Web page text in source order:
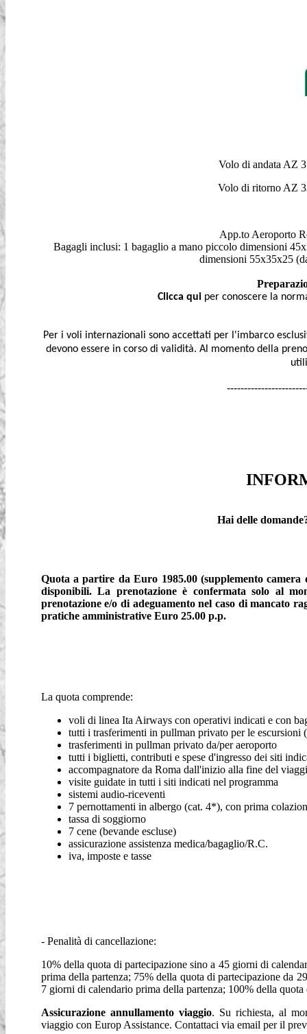
Volo di andata AZ
Volo di ritorno AZ
App.to Aeroporto
Bagagli inclusi: 1 bagaglio a mano piccolo dimensioni
dimensioni 55x35x25
Clicca quiper conoscere la
Per i voli internazionali sono accettati per l'imbarco
devono essere in corso di validità. Al momento della
Hai delle
Quota a partire da Euro 1985.00 (supplemento
disponibili.La prenotazione è confermata solo al
prenotazione e/o di adeguamento nel caso di mancato
pratiche amministrative Euro 25.00 p.p.
La quota comprende:
voli di linea Ita Airways con operativi indicati e con
tutti i trasferimenti in pullman privato per le escursioni (
trasferimenti in pullman privato da/per aeroporto
tutti i biglietti, contributi e spese d'ingresso dei siti
accompagnatore da Roma dall'inizio alla fine del
visite guidate in tutti i siti indicati nel programma
sistemi audio-riceventi
7 pernottamenti in albergo (cat. 4*), con prima
tassa di soggiorno
7 cene (bevande escluse)
assicurazione assistenza medica/bagaglio/R.C.
iva, imposte e tasse
- Penalità di cancellazione:
10% della quota di partecipazione sino a 45 giorni di
prima della partenza; 75% della quota di partecipazione da
7 giorni di calendario prima della partenza; 100% della
Assicurazione annullamento viaggio. Su richiesta, al
viaggio con Europ Assistance. Contattaci via email per il